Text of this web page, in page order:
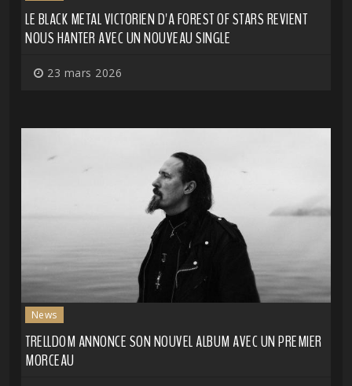
LE BLACK METAL VICTORIEN D'A FOREST OF STARS REVIENT
NOUS HANTER AVEC UN NOUVEAU SINGLE
23 mars 2026
News
TRELLDOM ANNONCE SON NOUVEL ALBUM AVEC UN PREMIER
MORCEAU